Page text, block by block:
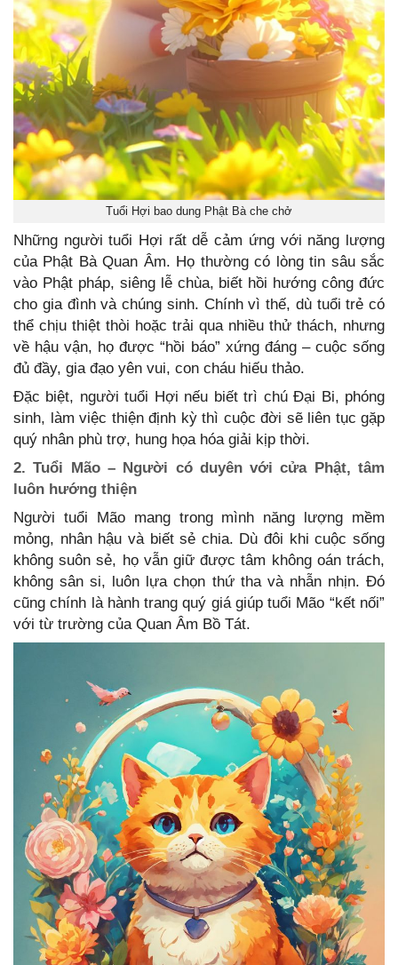
Tuổi Hợi bao dung Phật Bà che chở
Những người tuổi Hợi rất dễ cảm ứng với năng lượng
của Phật Bà Quan Âm. Họ thường có lòng tin sâu sắc
vào Phật pháp, siêng lễ chùa, biết hồi hướng công đức
cho gia đình và chúng sinh. Chính vì thế, dù tuổi trẻ có
thể chịu thiệt thòi hoặc trải qua nhiều thử thách, nhưng
về hậu vận, họ được “hồi báo” xứng đáng – cuộc sống
đủ đầy, gia đạo yên vui, con cháu hiếu thảo.
Đặc biệt, người tuổi Hợi nếu biết trì chú Đại Bi, phóng
sinh, làm việc thiện định kỳ thì cuộc đời sẽ liên tục gặp
quý nhân phù trợ, hung họa hóa giải kịp thời.
2. Tuổi Mão – Người có duyên với cửa Phật, tâm
luôn hướng thiện
Người tuổi Mão mang trong mình năng lượng mềm
mỏng, nhân hậu và biết sẻ chia. Dù đôi khi cuộc sống
không suôn sẻ, họ vẫn giữ được tâm không oán trách,
không sân si, luôn lựa chọn thứ tha và nhẫn nhịn. Đó
cũng chính là hành trang quý giá giúp tuổi Mão “kết nối”
với từ trường của Quan Âm Bồ Tát.